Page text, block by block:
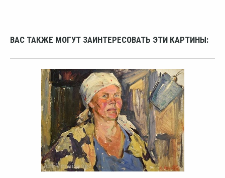
ВАС ТАКЖЕ МОГУТ ЗАИНТЕРЕСОВАТЬ ЭТИ КАРТИНЫ: